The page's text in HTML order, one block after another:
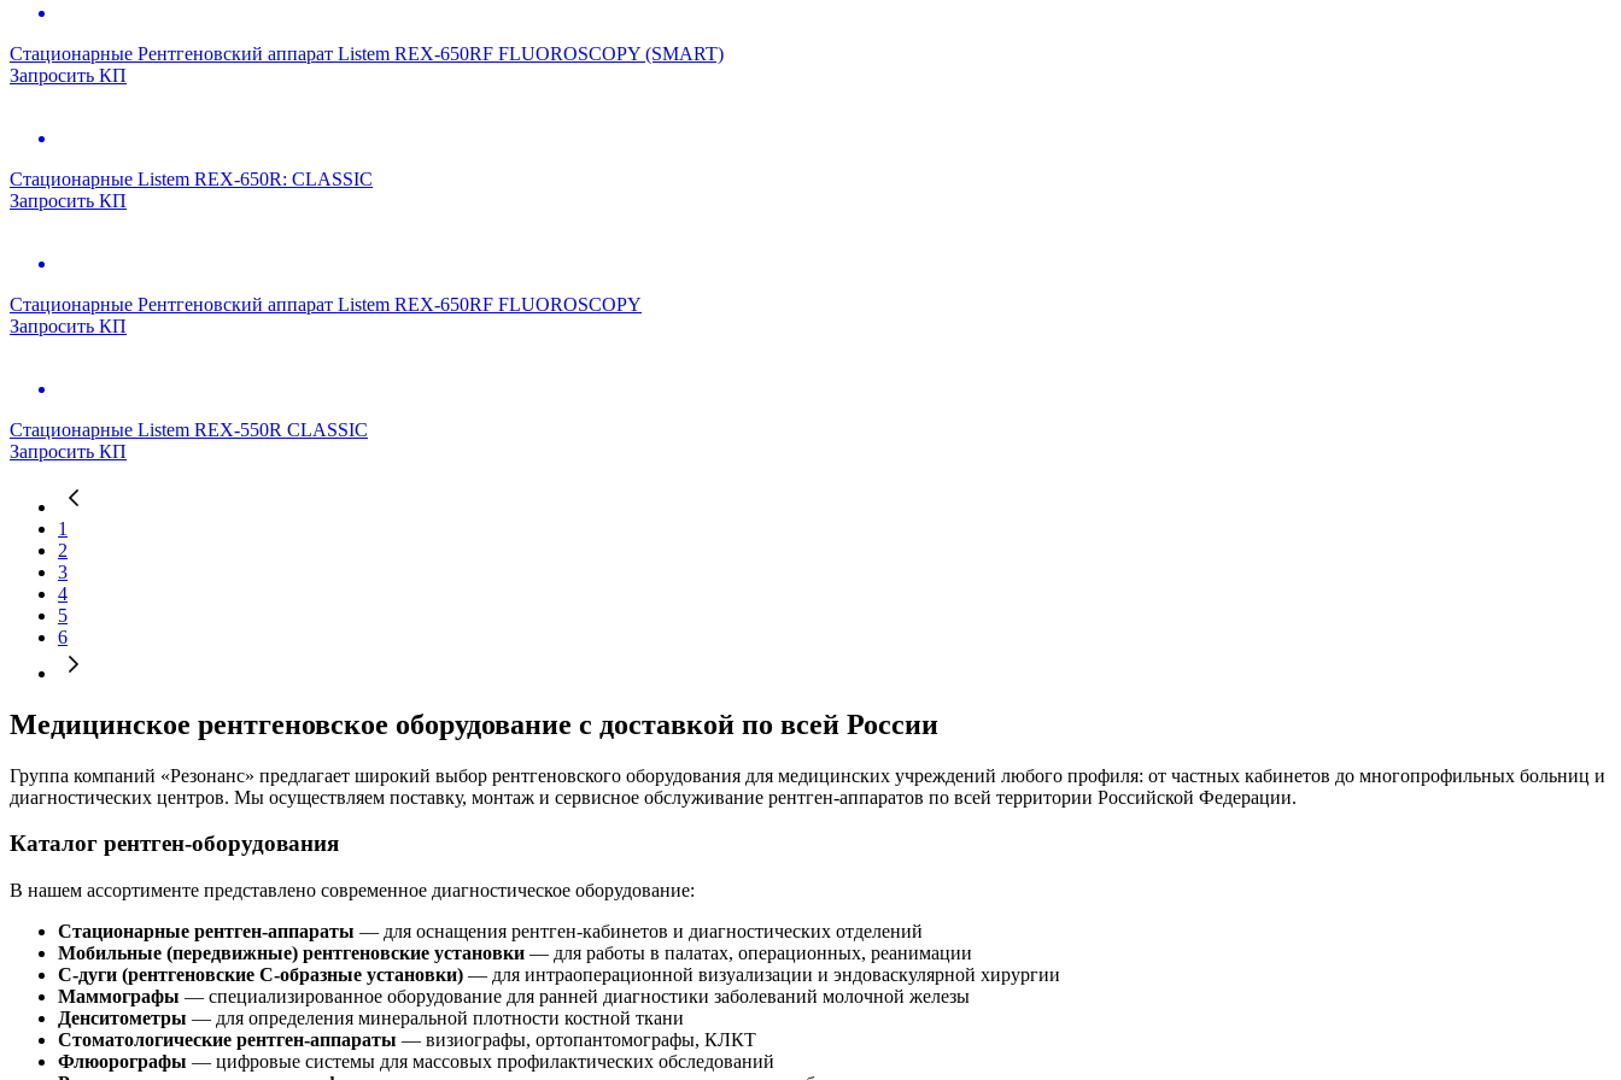
Стационарные Рентгеновский аппарат Listem REX-650RF FLUOROSCOPY (SMART)
Запросить КП
Стационарные Listem REX-650R: CLASSIC
Запросить КП
Стационарные Рентгеновский аппарат Listem REX-650RF FLUOROSCOPY
Запросить КП
Стационарные Listem REX-550R CLASSIC
Запросить КП
1
2
3
4
5
6
Медицинское рентгеновское оборудование с доставкой по всей России
Группа компаний «Резонанс» предлагает широкий выбор рентгеновского оборудования для медицинских учреждений любого профиля: от частных кабинетов до многопрофильных больниц и
диагностических центров. Мы осуществляем поставку, монтаж и сервисное обслуживание рентген-аппаратов по всей территории Российской Федерации.
Каталог рентген-оборудования
В нашем ассортименте представлено современное диагностическое оборудование:
Стационарные рентген-аппараты — для оснащения рентген-кабинетов и диагностических отделений
Мобильные (передвижные) рентгеновские установки — для работы в палатах, операционных, реанимации
С-дуги (рентгеновские С-образные установки) — для интраоперационной визуализации и эндоваскулярной хирургии
Маммографы — специализированное оборудование для ранней диагностики заболеваний молочной железы
Денситометры — для определения минеральной плотности костной ткани
Стоматологические рентген-аппараты — визиографы, ортопантомографы, КЛКТ
Флюорографы — цифровые системы для массовых профилактических обследований